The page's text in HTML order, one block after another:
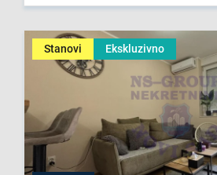
Stanovi Ekskluzivno